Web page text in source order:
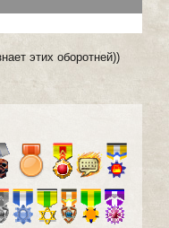
этих оборотней))